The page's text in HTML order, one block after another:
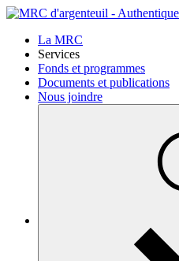
La MRC
Services
Fonds et programmes
Documents et publications
Nous joindre